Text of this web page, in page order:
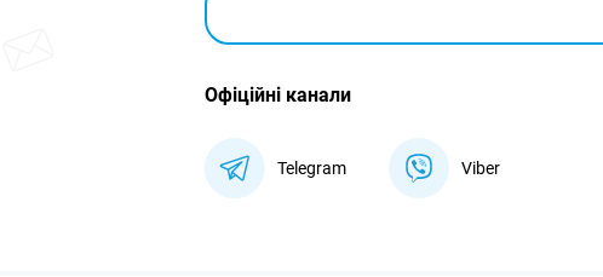
Офіційні канали
Telegram Viber